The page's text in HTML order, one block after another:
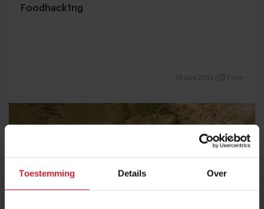
Toestemming Details Over
Foodhack1ng
10 juni 2013 1 min